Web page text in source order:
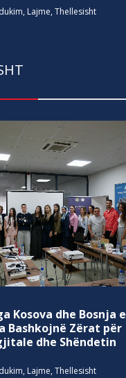
, Lajme, Thellesisht
Kosova dhe Bosnja e
Bashkojnë Zërat për
dhe Shëndetin
, Lajme, Thellesisht